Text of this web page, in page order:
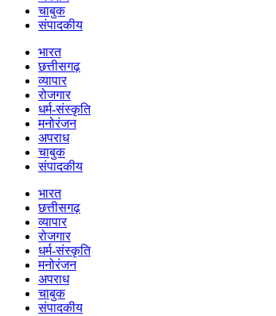
चाबुक
संपादकीय
भारत
छत्तीसगढ़
व्यापार
रोजगार
धर्म-संस्कृति
मनोरंजन
अपराध
चाबुक
संपादकीय
भारत
छत्तीसगढ़
व्यापार
रोजगार
धर्म-संस्कृति
मनोरंजन
अपराध
चाबुक
संपादकीय